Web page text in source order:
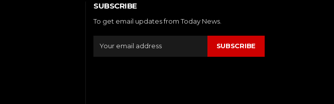
SUBSCRIBE
To get email updates from Today News.
SUBSCRIBE